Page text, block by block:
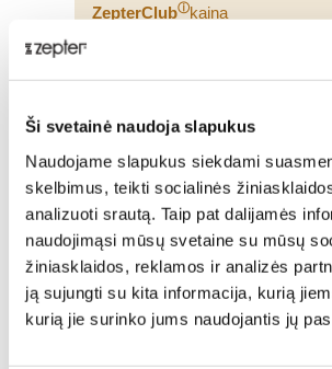
Ši svetainė naudoja slapukus
Naudojame slapukus siekdami
skelbimus, teikti socialinės
analizuoti srautą. Taip pat dalijamės
naudojimąsi mūsų svetaine su mūsų
žiniasklaidos, reklamos ir analizės
ją sujungti su kita informacija, kurią
kurią jie surinko jums naudojantis jų
ZepterClubⓘkaina